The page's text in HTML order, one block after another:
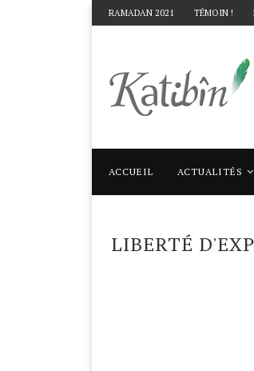
RAMADAN 2021 TÉMOIN !
ACCUEIL ACTUALITÉS
Accueil Actualités
LIBERTÉ